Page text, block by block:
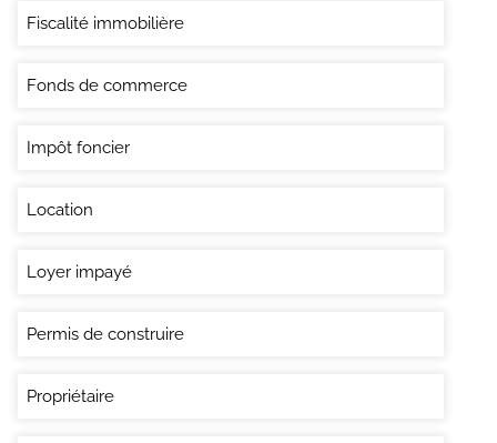
Fiscalité immobilière
Fonds de commerce
Impôt foncier
Location
Loyer impayé
Permis de construire
Propriétaire